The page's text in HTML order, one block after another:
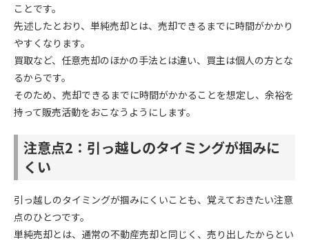
ことです。
先述したとおり、単純売却とは、売却できるまでに時間がかかり
やすくなります。
買取など、任意売却のほかの手法とは違い、買主は個人の方とな
るからです。
そのため、売却できるまでに時間がかかることを想定し、余裕を
持って販売活動をおこなうようにします。
注意点2：引っ越しのタイミングが掴みに
くい
引っ越しのタイミングが掴みにくいことも、覚えておきたい注意
点のひとつです。
単純売却とは、通常の不動産売却と同じく、売り出したからとい